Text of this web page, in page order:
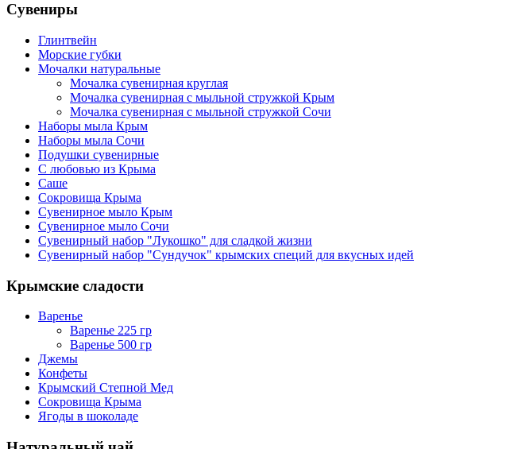
Сувениры
Глинтвейн
Морские губки
Мочалки натуральные
Мочалка сувенирная круглая
Мочалка сувенирная с мыльной стружкой Крым
Мочалка сувенирная с мыльной стружкой Сочи
Наборы мыла Крым
Наборы мыла Сочи
Подушки сувенирные
С любовью из Крыма
Саше
Сокровища Крыма
Сувенирное мыло Крым
Сувенирное мыло Сочи
Сувенирный набор "Лукошко" для сладкой жизни
Сувенирный набор "Сундучок" крымских специй для вкусных идей
Крымские сладости
Варенье
Варенье 225 гр
Варенье 500 гр
Джемы
Конфеты
Крымский Степной Мед
Сокровища Крыма
Ягоды в шоколаде